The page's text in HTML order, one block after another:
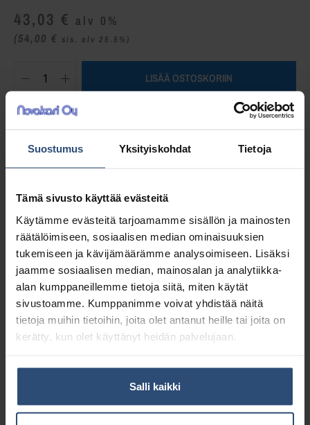
Suostumus Yksityiskohdat Tietoja
Tämä sivusto käyttää evästeitä
Käytämme evästeitä tarjoamamme sisällön ja mainosten
räätälöimiseen, sosiaalisen median ominaisuuksien
tukemiseen ja kävijämäärämme analysoimiseen. Lisäksi
jaamme sosiaalisen median, mainosalan ja analytiikka-
alan kumppaneillemme tietoja siitä, miten käytät
sivustoamme. Kumppanimme voivat yhdistää näitä
tietoja muihin tietoihin, joita olet antanut heille tai joita on
kerätty, kun olet käyttänyt heidän palvelujaan.
Salli kaikki
43,03 € alv 0%
(54,00 € sis. alv 25.5%)
LISÄÄ OSTOSKORIIN
Yhteensä:
Tuotetunnus (SKU):
87181
Osasto:Ketjutaitto käsipyyhkeet
Kuvaus
Lisätiedot
Korvaa tuotteen 343023
2-kerroksinen, valkoinen
imukykyinen käsipyyhepaperi
Ketjutaitettu (Non Stop, Z-taitto)
arkki tulee esille annostelijasta